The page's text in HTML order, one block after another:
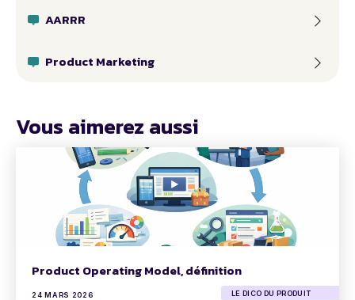
AARRR
Product Marketing
Vous aimerez aussi
Product Operating Model, définition
24 MARS 2026 LE DICO DU PRODUIT